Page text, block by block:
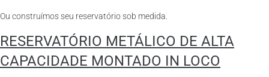
Ou construímos seu reservatório sob medida.
RESERVATÓRIO METÁLICO DE ALTA
CAPACIDADE MONTADO IN LOCO